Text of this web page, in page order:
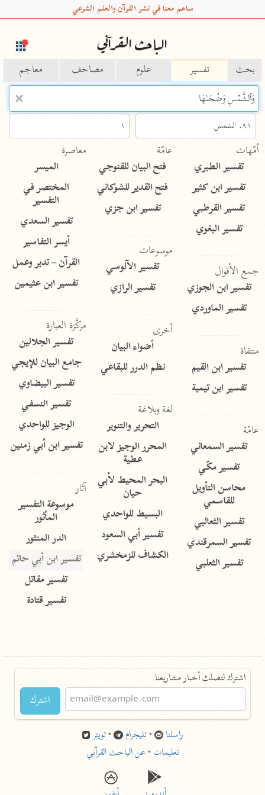
ساهم معنا في نشر القرآن والعلم الشرعي
الباحث القرآني
بحث تفسير علوم مصاحف معاجم
Type 2 or more characters for results.
Type 1 or more
characters for results.
أمّهات
تفسير الطبري
تفسير ابن كثير
تفسير القرطبي
تفسير البغوي
جمع الأقوال
تفسير ابن الجوزي
تفسير الماوردي
منتقاة
تفسير ابن القيم
تفسير ابن تيمية
عامّة
تفسير السمعاني
تفسير مكّي
محاسن التأويل
للقاسمي
تفسير الثعالبي
تفسير السمرقندي
تفسير الثعلبي
عامّة
فتح البيان للقنوجي
فتح القدير للشوكاني
تفسير ابن جزي
موسوعات
تفسير الآلوسي
تفسير الرازي
أخرى
أضواء البيان
نظم الدرر للبقاعي
لغة وبلاغة
التحرير والتنوير
المحرر الوجيز لابن
عطية
البحر المحيط لأبي
حيان
البسيط للواحدي
تفسير أبي السعود
الكشاف للزمخشري
معاصرة
الميسر
المختصر في
التفسير
تفسير السعدي
أيسر التفاسير
القرآن – تدبر وعمل
تفسير ابن عثيمين
مركَّزة العبارة
تفسير الجلالين
جامع البيان للإيجي
تفسير البيضاوي
تفسير النسفي
الوجيز للواحدي
تفسير ابن أبي زمنين
آثار
موسوعة التفسير
المأثور
الدر المنثور
تفسير ابن أبي حاتم
تفسير مقاتل
تفسير قتادة
اشترك لتصلك أخبار مشاريعنا
اشترك
راسلنا •تليجرام •تويتر
تعليمات•عن الباحث القرآني